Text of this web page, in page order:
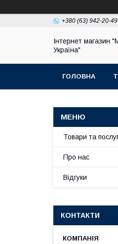
+380 (63) 942-20-49
Інтернет магазин
Україна"
ГОЛОВНА
Товари та
Про нас
Відгуки
КОНТАКТИ